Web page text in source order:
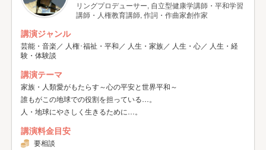
リングプロデューサー, 自立型健康学講師・平和学習
講師・人権教育講師, 作詞・作曲家創作家
講演ジャンル
芸能・音楽／ 人権･福祉・平和／ 人生・家族／ 人生・心／ 人生・経
験・体験談
講演テーマ
家族・人類愛がもたらす～心の平安と世界平和～
誰もがこの地球での役割を担っている…。
人・地球にやさしく生きるために…。
講演料金目安
要相談